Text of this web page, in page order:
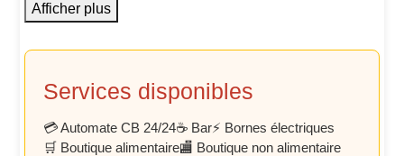
Afficher plus
Services disponibles
💳 Automate CB 24/24☕ Bar⚡ Bornes électriques
🛒 Boutique alimentaire🏬 Boutique non alimentaire